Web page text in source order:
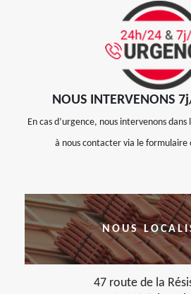
NOUS INTERVENONS
En cas d’urgence, nous intervenons
à nous contacter via le formulaire
NOUS
47 route de la